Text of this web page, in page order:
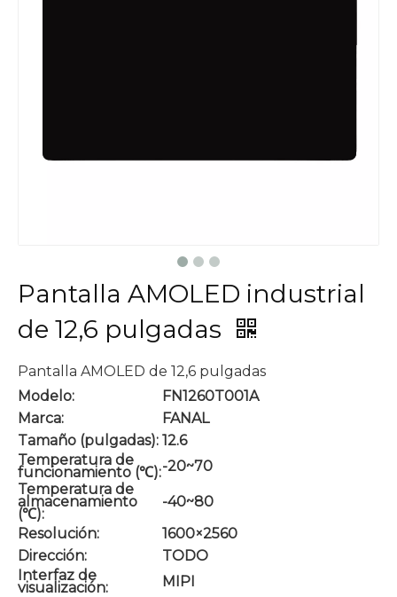
Pantalla AMOLED industrial
de 12,6 pulgadas
Pantalla AMOLED de 12,6 pulgadas
Modelo:
FN1260T001A
Marca:
FANAL
Tamaño (pulgadas): 12.6
Temperatura de
funcionamiento (℃):-20~70
Temperatura de
almacenamiento
(℃):
-40~80
Resolución:
1600×2560
Dirección:
TODO
Interfaz de
visualización:
MIPI